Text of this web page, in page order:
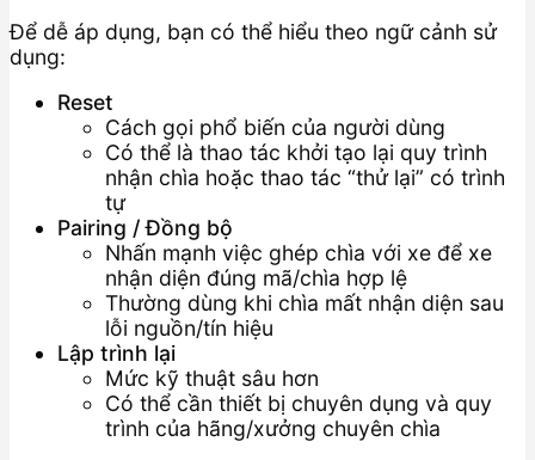
Để dễ áp dụng, bạn có thể hiểu theo ngữ cảnh sử
dụng:
Reset
Cách gọi phổ biến của người dùng
Có thể là thao tác khởi tạo lại quy trình
nhận chìa hoặc thao tác “thử lại” có trình
tự
Pairing / Đồng bộ
Nhấn mạnh việc ghép chìa với xe để xe
nhận diện đúng mã/chìa hợp lệ
Thường dùng khi chìa mất nhận diện sau
lỗi nguồn/tín hiệu
Lập trình lại
Mức kỹ thuật sâu hơn
Có thể cần thiết bị chuyên dụng và quy
trình của hãng/xưởng chuyên chìa